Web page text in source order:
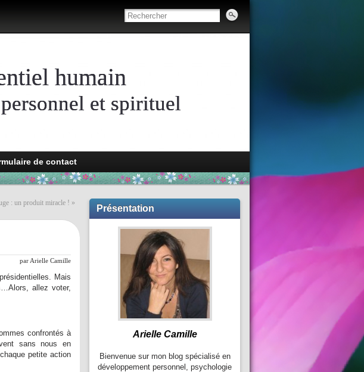
humain
et spirituel
de contact
: un produit miracle ! »
par Arielle Camille
Mais
allez voter,
confrontés à
sans nous en
petite action
Présentation
Arielle Camille
Bienvenue sur mon blog spécialisé en
développement personnel, psychologie